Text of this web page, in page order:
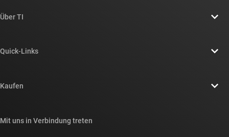
Über TI
Newsroom
Quick-Links
Querverweis-Suche
Kaufen
Mit uns in Verbindung treten